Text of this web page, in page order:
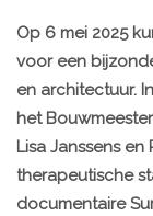
Op 6 mei 2025
voor een
en architectuur.
het
Lisa Janssens
therapeutische
documentaire